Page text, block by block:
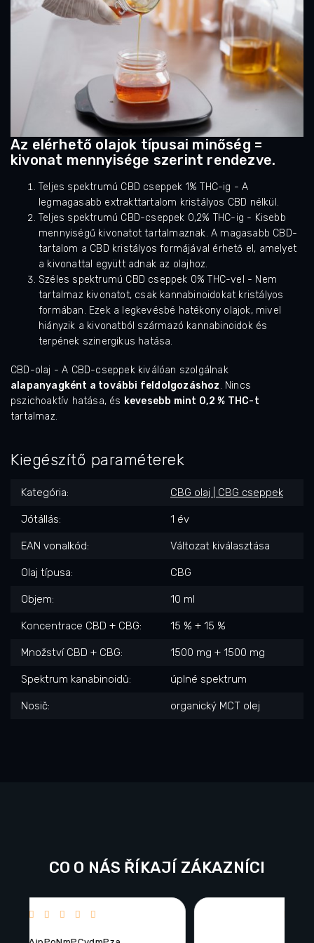
Az elérhető olajok típusai minőség =
kivonat mennyisége szerint rendezve.
Teljes spektrumú CBD cseppek 1% THC-ig - A
legmagasabb extrakttartalom kristályos CBD nélkül.
Teljes spektrumú CBD-cseppek 0,2% THC-ig - Kisebb
mennyiségű kivonatot tartalmaznak. A magasabb CBD-
tartalom a CBD kristályos formájával érhető el, amelyet
a kivonattal együtt adnak az olajhoz.
Széles spektrumú CBD cseppek 0% THC-vel - Nem
tartalmaz kivonatot, csak kannabinoidokat kristályos
formában. Ezek a legkevésbé hatékony olajok, mivel
hiányzik a kivonatból származó kannabinoidok és
terpének szinergikus hatása.
CBD-olaj - A CBD-cseppek kiválóan szolgálnak
alapanyagként a további feldolgozáshoz. Nincs
pszichoaktív hatása, és kevesebb mint 0,2 % THC-t
tartalmaz.
Kiegészítő paraméterek
Kategória: CBG olaj | CBG cseppek
Jótállás: 1 év
EAN vonalkód: Változat kiválasztása
Olaj típusa: CBG
Objem: 10 ml
Koncentrace CBD + CBG: 15 % + 15 %
Množství CBD + CBG: 1500 mg + 1500 mg
Spektrum kanabinoidů: úplné spektrum
Nosič: organický MCT olej
CO O NÁS ŘÍKAJÍ ZÁKAZNÍCI
Hodnocení obchodu je 5 z 5 hvězdiček.